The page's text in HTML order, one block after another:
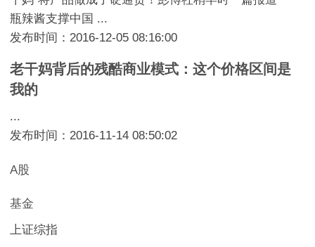
瓶辣酱支撑中国 ...
发布时间：2016-12-05 08:16:00
老干妈背后的残酷商业模式：这个价格区间是
我的
...
发布时间：2016-11-14 08:50:02
A股
基金
上证综指